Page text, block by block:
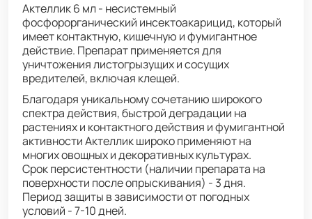
Актеллик 6 мл - несистемный
фосфорорганический инсектоакарицид, который
имеет контактную, кишечную и фумигантное
действие. Препарат применяется для
уничтожения листогрызущих и сосущих
вредителей, включая клещей.
Благодаря уникальному сочетанию широкого
спектра действия, быстрой деградации на
растениях и контактного действия и фумигантной
активности Актеллик широко применяют на
многих овощных и декоративных культурах.
Срок персистентности (наличии препарата на
поверхности после опрыскивания) - 3 дня.
Период защиты в зависимости от погодных
условий - 7-10 дней.